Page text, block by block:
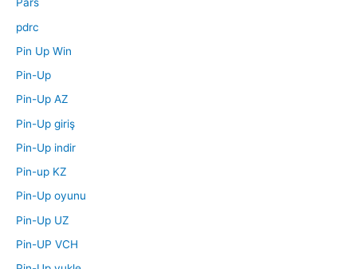
Pars
pdrc
Pin Up Win
Pin-Up
Pin-Up AZ
Pin-Up giriş
Pin-Up indir
Pin-up KZ
Pin-Up oyunu
Pin-Up UZ
Pin-UP VCH